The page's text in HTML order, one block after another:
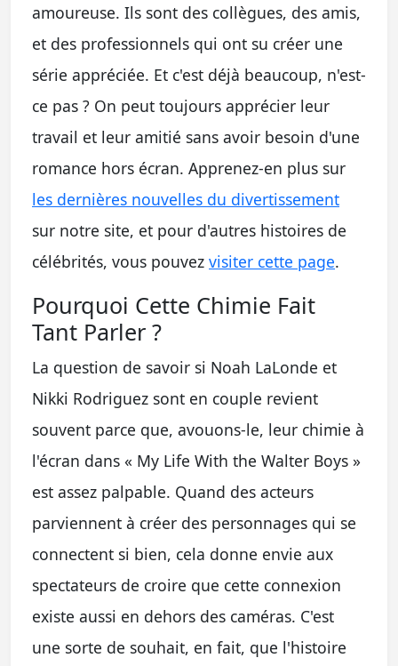
amoureuse. Ils sont des collègues, des amis,
et des professionnels qui ont su créer une
série appréciée. Et c'est déjà beaucoup, n'est-
ce pas ? On peut toujours apprécier leur
travail et leur amitié sans avoir besoin d'une
romance hors écran. Apprenez-en plus sur
les dernières nouvelles du divertissement
sur notre site, et pour d'autres histoires de
célébrités, vous pouvez visiter cette page.
Pourquoi Cette Chimie Fait
Tant Parler ?
La question de savoir si Noah LaLonde et
Nikki Rodriguez sont en couple revient
souvent parce que, avouons-le, leur chimie à
l'écran dans « My Life With the Walter Boys »
est assez palpable. Quand des acteurs
parviennent à créer des personnages qui se
connectent si bien, cela donne envie aux
spectateurs de croire que cette connexion
existe aussi en dehors des caméras. C'est
une sorte de souhait, en fait, que l'histoire